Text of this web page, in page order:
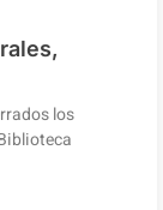
los